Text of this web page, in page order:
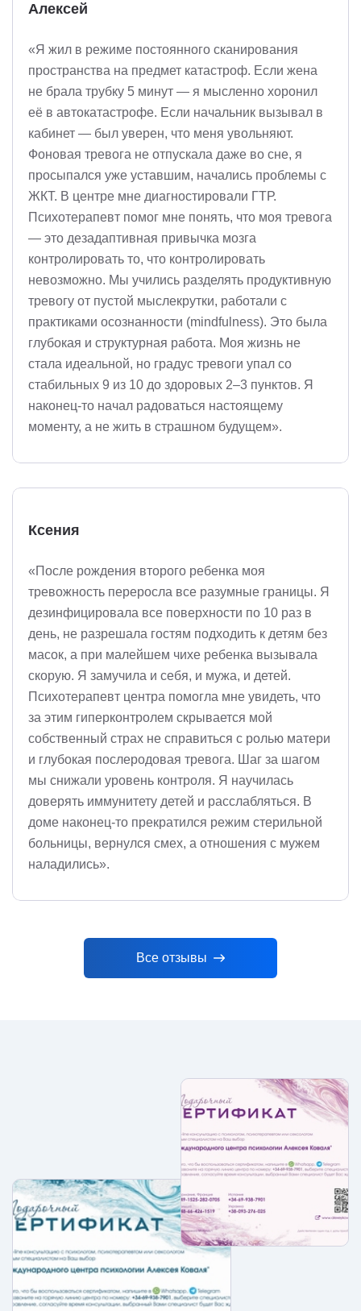
Алексей
«Я жил в режиме постоянного сканирования
пространства на предмет катастроф. Если жена
не брала трубку 5 минут — я мысленно хоронил
её в автокатастрофе. Если начальник вызывал в
кабинет — был уверен, что меня увольняют.
Фоновая тревога не отпускала даже во сне, я
просыпался уже уставшим, начались проблемы с
ЖКТ. В центре мне диагностировали ГТР.
Психотерапевт помог мне понять, что моя тревога
— это дезадаптивная привычка мозга
контролировать то, что контролировать
невозможно. Мы учились разделять продуктивную
тревогу от пустой мыслекрутки, работали с
практиками осознанности (mindfulness). Это была
глубокая и структурная работа. Моя жизнь не
стала идеальной, но градус тревоги упал со
стабильных 9 из 10 до здоровых 2–3 пунктов. Я
наконец-то начал радоваться настоящему
моменту, а не жить в страшном будущем».
Ксения
«После рождения второго ребенка моя
тревожность переросла все разумные границы. Я
дезинфицировала все поверхности по 10 раз в
день, не разрешала гостям подходить к детям без
масок, а при малейшем чихе ребенка вызывала
скорую. Я замучила и себя, и мужа, и детей.
Психотерапевт центра помогла мне увидеть, что
за этим гиперконтролем скрывается мой
собственный страх не справиться с ролью матери
и глубокая послеродовая тревога. Шаг за шагом
мы снижали уровень контроля. Я научилась
доверять иммунитету детей и расслабляться. В
доме наконец-то прекратился режим стерильной
больницы, вернулся смех, а отношения с мужем
наладились».
Все отзывы